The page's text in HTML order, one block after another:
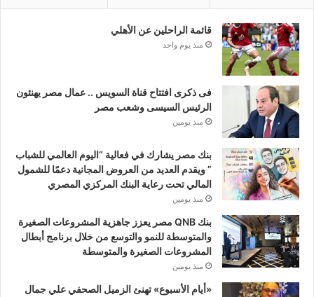
قائمة الراحلين عن الأهلي
منذ يوم واحد
فى ذكرى افتتاح قناة السويس .. عمال مصر يهنئون
الرئيس السيسى وشعب مصر
منذ يومين
بنك مصر يشارك في فعالية “اليوم العالمي للشباب
” ويقدم العديد من العروض المجانية دعمًا للشمول
المالي تحت رعاية البنك المركزي المصري
منذ يومين
بنك QNB مصر يعزز جاهزية المشروعات الصغيرة
والمتوسطة للنمو والتوسع من خلال برنامج أبطال
المشروعات الصغيرة والمتوسطة
منذ يومين
«أيام الأسبوع» تهنئ الزميل الصحفي علي جمال